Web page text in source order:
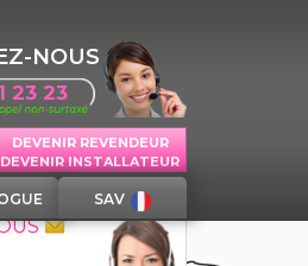
NOUS
23 23
DEVENIR REVENDEUR
DEVENIR INSTALLATEUR
SAV